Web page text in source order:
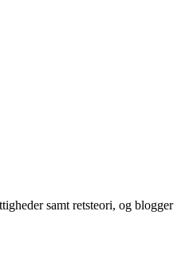
samt retsteori, og blogger